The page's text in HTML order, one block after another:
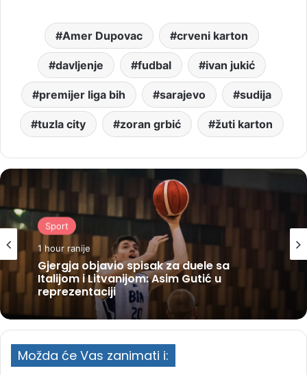
Amer Dupovac crveni karton
davljenje fudbal ivan jukić
premijer liga bih sarajevo sudija
tuzla city zoran grbić žuti karton
Sport
1 hour ranije
Gjergja objavio spisak za duele sa
Italijom i Litvanijom: Asim Gutić u
reprezentaciji
Možda će Vas zanimati i: